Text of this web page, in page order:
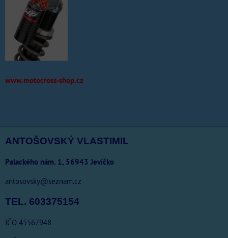
www.motocross-shop.cz
ANTOŠOVSKÝ VLASTIMIL
Palackého nám. 1, 56943 Jevíčko
antosovsky@seznam.cz
TEL. 603375154
IČO 45567948